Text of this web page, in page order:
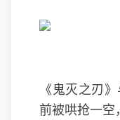
《鬼灭之刃
前被哄抢一空